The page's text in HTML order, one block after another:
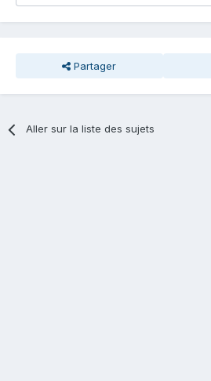
Partager
Aller sur la liste des sujets